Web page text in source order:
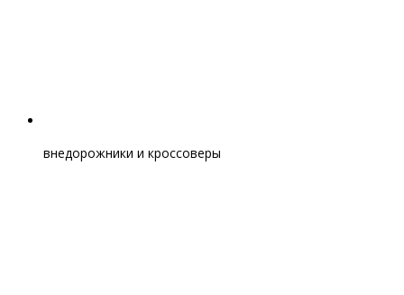
внедорожники и кроссоверы